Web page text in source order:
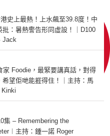
史上最熱！上水飆至39.8度！中
：暑熱警告形同虛設！｜D100
Jack
家 Foodie，最緊要講真話，對得
望佢哋能捱得住！｜主持：馬
集 – Remembering the
主持：鍾一諾 Roger